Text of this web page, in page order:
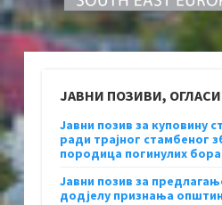
ЈАВНИ ПОЗИВИ,
Јавни позив за куповину
ради трајног стамбеног
породица погинулих
Јавни позив за
додјелу признања